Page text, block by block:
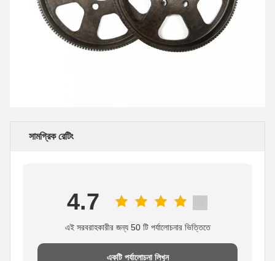
সামগ্রিক রেটিং
4.7
এই সরবরাহকারীর জন্য 50 টি পর্যালোচনার ভিত্তিতে
একটি পর্যালোচনা লিখুন